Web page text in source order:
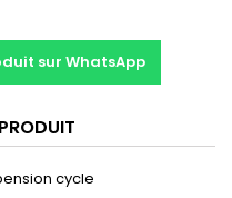
sur WhatsApp
cycle